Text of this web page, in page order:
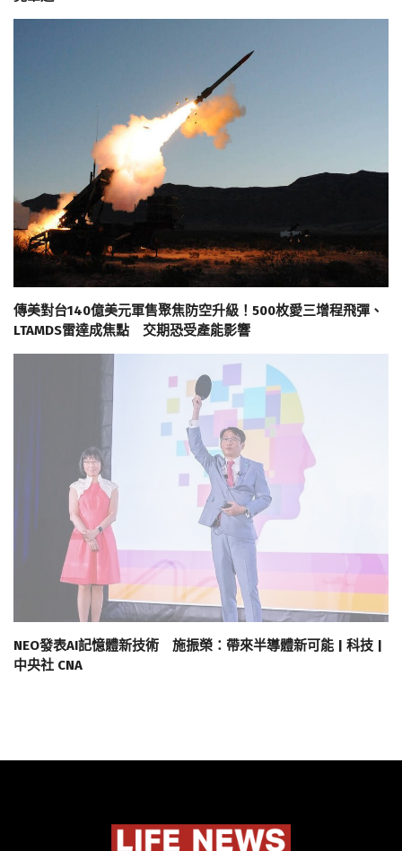
傳美對台140億美元軍售聚焦防空升級！500枚愛三增程飛彈、
LTAMDS雷達成焦點 交期恐受產能影響
NEO發表AI記憶體新技術 施振榮：帶來半導體新可能 | 科技 |
中央社 CNA